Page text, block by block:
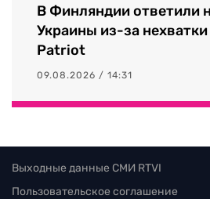
В Финляндии ответили
Украины из-за нехватки
Patriot
09.08.2026 / 14:31
Выходные данные СМИ RTVI
Пользовательское соглашение